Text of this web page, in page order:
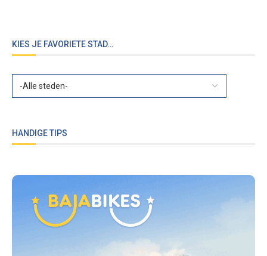
KIES JE FAVORIETE STAD…
HANDIGE TIPS